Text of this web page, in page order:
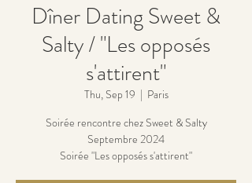
Dîner Dating Sweet &
Salty / "Les opposés
s'attirent"
Thu, Sep 19
  |
Paris
Soirée rencontre chez Sweet & Salty
Septembre 2024
Soirée "Les opposés s'attirent"